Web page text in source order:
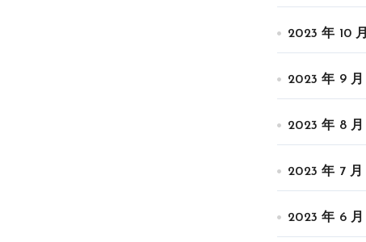
2023 年 10 月
2023 年 9 月
2023 年 8 月
2023 年 7 月
2023 年 6 月